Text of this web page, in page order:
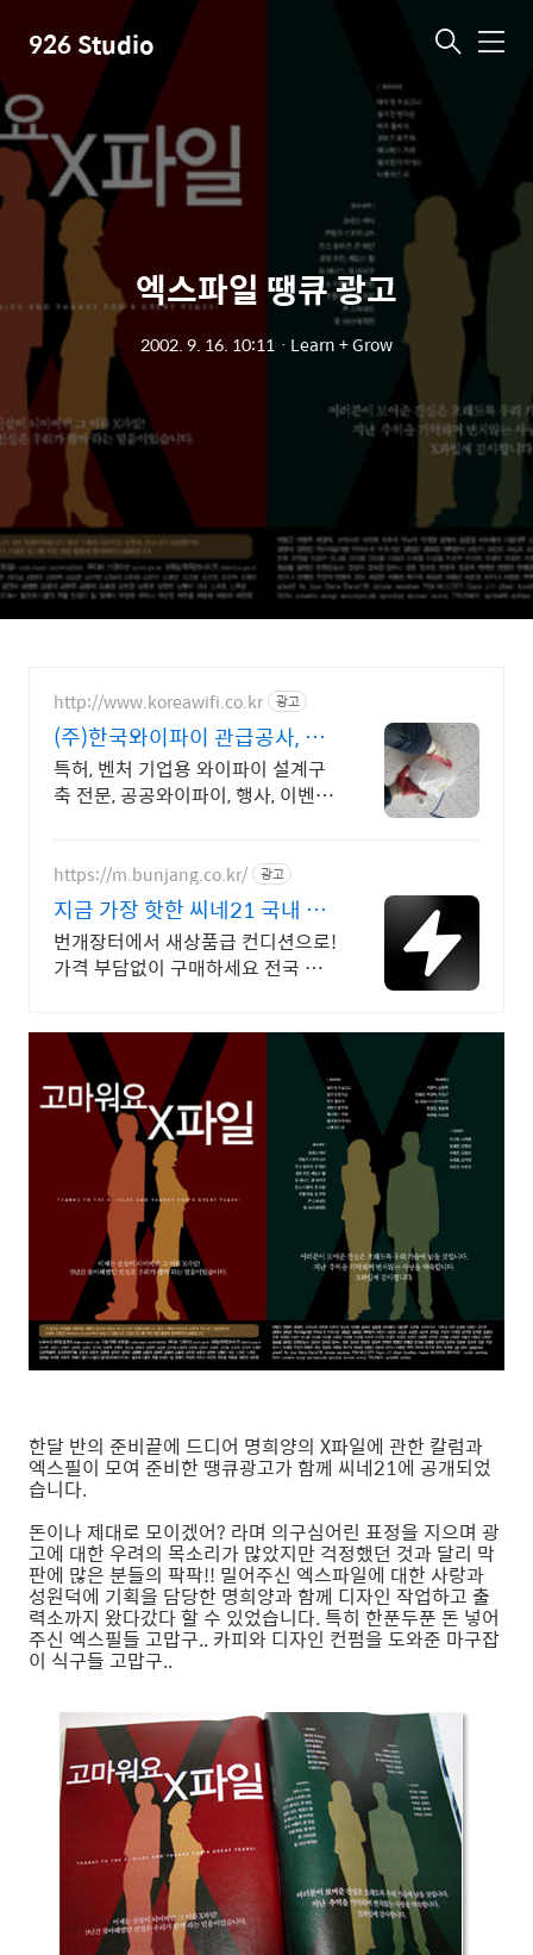
926 Studio 메
엑스파일 땡큐 광고
2002. 9. 16. 10:11 ㆍ Learn + Grow
http://www.koreawifi.co.kr 광고
(주)한국와이파이 관급공사, 건
설공사 가능
특허, 벤처 기업용 와이파이 설계구
축 전문, 공공와이파이, 행사, 이벤트,
축. 견적문의
https://m.bunjang.co.kr/ 광고
지금 가장 핫한 씨네21 국내 최
대 브랜드 중고거래
번개장터에서 새상품급 컨디션으로!
가격 부담없이 구매하세요 전국 각
로드
한달 반의 준비끝에 드디어 명희양의 X파일에 관한 칼럼과
엑스필이 모여 준비한 땡큐광고가 함께 씨네21에 공개되었
습니다.
돈이나 제대로 모이겠어? 라며 의구심어린 표정을 지으며 광
고에 대한 우려의 목소리가 많았지만 걱정했던 것과 달리 막
판에 많은 분들의 팍팍!! 밀어주신 엑스파일에 대한 사랑과
성원덕에 기획을 담당한 명희양과 함께 디자인 작업하고 출
력소까지 왔다갔다 할 수 있었습니다. 특히 한푼두푼 돈 넣어
주신 엑스필들 고맙구.. 카피와 디자인 컨펌을 도와준 마구잡
이 식구들 고맙구..